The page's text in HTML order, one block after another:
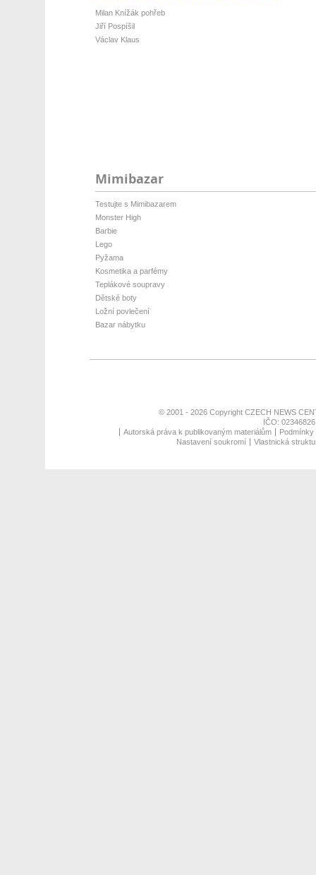
Milan Knížák pohřeb
Jiří Pospíšil
Václav Klaus
Mimibazar
Testujte s Mimibazarem
Monster High
Barbie
Lego
Pyžama
Kosmetika a parfémy
Teplákové soupravy
Dětské boty
Ložní povlečení
Bazar nábytku
© 2001 - 2026 Copyright CZECH NEWS
IČO:
Autorská práva k publikovaným materiálům
Nastavení soukromí
Vlastnická